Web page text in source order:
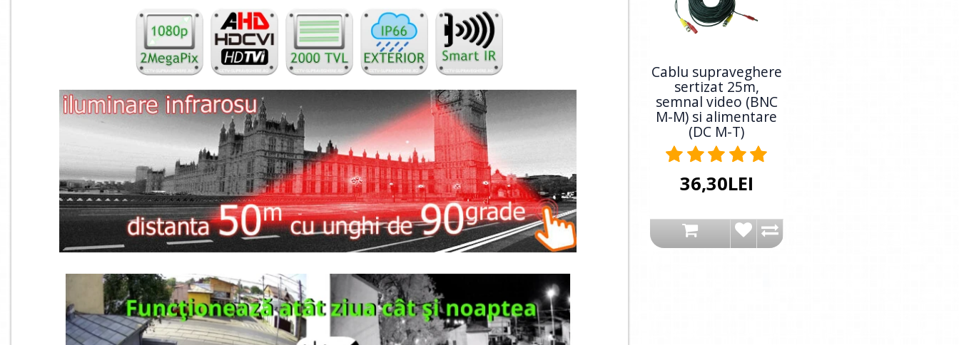
Cablu supraveghere
sertizat 25m,
semnal video (BNC
M-M) si alimentare
(DC M-T)
36,30LEI